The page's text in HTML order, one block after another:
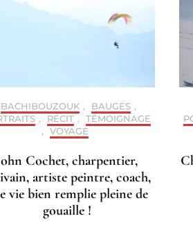
BACHIBOUZOUK , BAUGES ,
, RÉCIT ,
TÉMOIGNAGE
,
VOYAGE
Cochet, charpentier,
artiste peintre, coach,
vie bien remplie pleine de
gouaille !